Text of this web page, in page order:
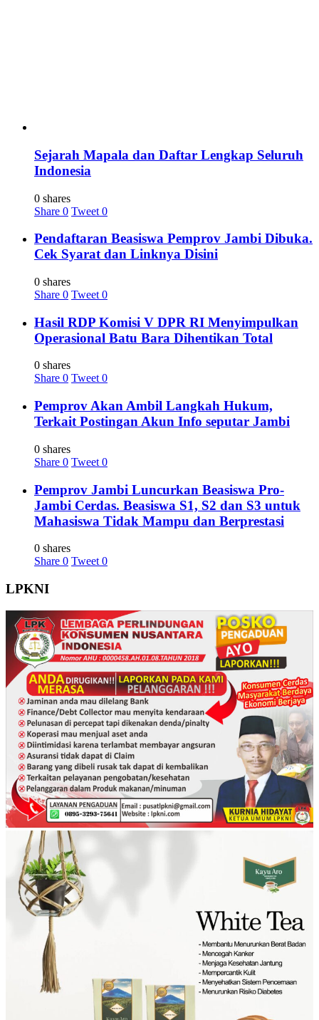
Sejarah Mapala dan Daftar Lengkap Seluruh
Indonesia
0 shares
Share 0 Tweet 0
Pendaftaran Beasiswa Pemprov Jambi Dibuka.
Cek Syarat dan Linknya Disini
0 shares
Share 0 Tweet 0
Hasil RDP Komisi V DPR RI Menyimpulkan
Operasional Batu Bara Dihentikan Total
0 shares
Share 0 Tweet 0
Pemprov Akan Ambil Langkah Hukum,
Terkait Postingan Akun Info seputar Jambi
0 shares
Share 0 Tweet 0
Pemprov Jambi Luncurkan Beasiswa Pro-
Jambi Cerdas. Beasiswa S1, S2 dan S3 untuk
Mahasiswa Tidak Mampu dan Berprestasi
0 shares
Share 0 Tweet 0
LPKNI